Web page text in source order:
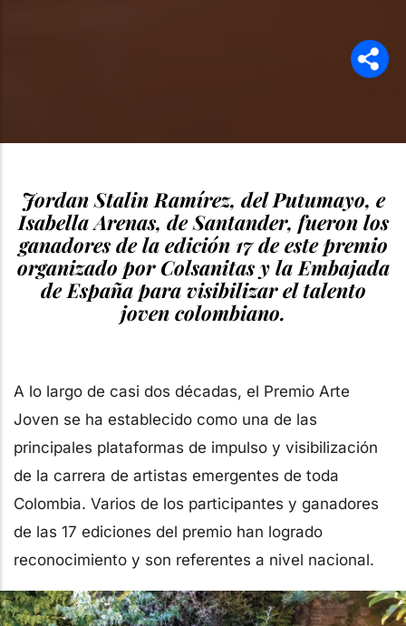
Jordan Stalin Ramírez, del Putumayo, e
Isabella Arenas, de Santander, fueron los
ganadores de la edición 17 de este premio
organizado por Colsanitas y la Embajada
de España para visibilizar el talento
joven colombiano.
A lo largo de casi dos décadas, el Premio Arte
Joven se ha establecido como una de las
principales plataformas de impulso y visibilización
de la carrera de artistas emergentes de toda
Colombia. Varios de los participantes y ganadores
de las 17 ediciones del premio han logrado
reconocimiento y son referentes a nivel nacional.